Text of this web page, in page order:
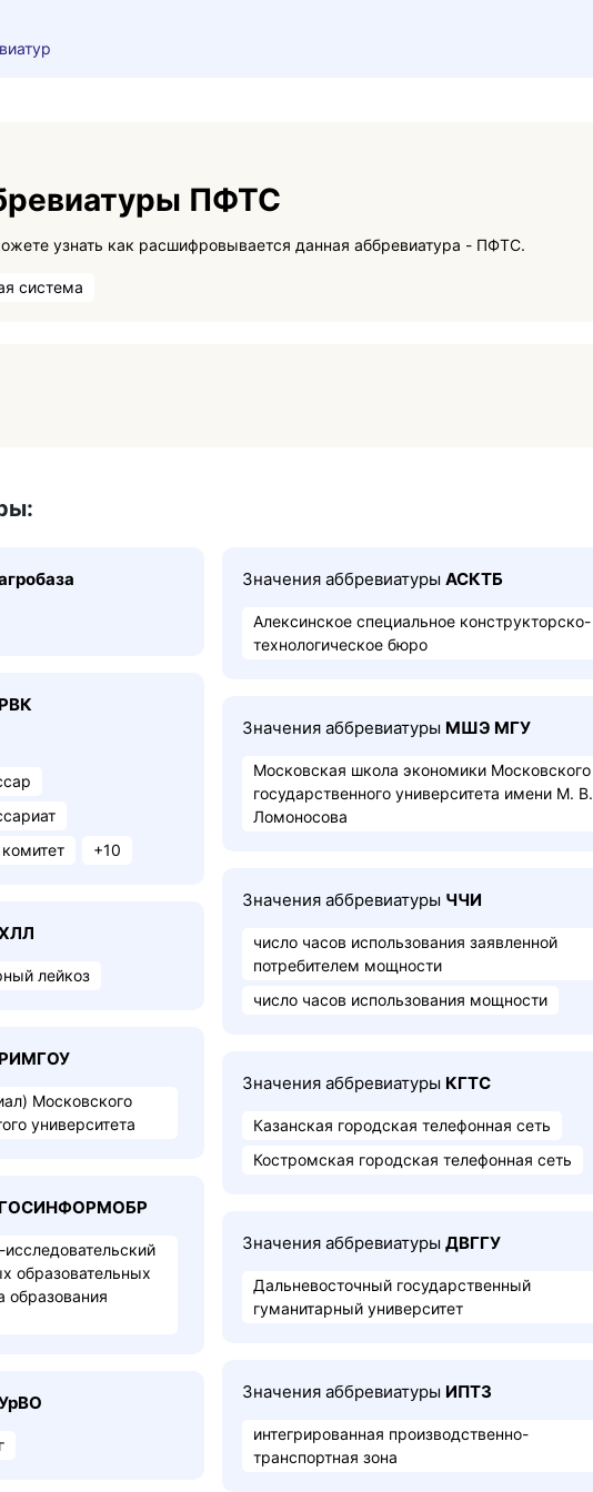
ПФТС
На данной странице вы сможете узнать как расшифровывается данная аббревиатура - ПФТС.
система
РВК
+10
лейкоз
РИМГОУ
Московского
университета
ГОСИНФОРМОБР
образовательных
образования
Значения аббревиатуры АСКТБ
Алексинское специальное конструкторско-
технологическое бюро
Значения аббревиатуры МШЭ МГУ
Московская школа экономики Московского
государственного университета имени М. В.
Ломоносова
Значения аббревиатуры ЧЧИ
число часов использования заявленной
потребителем мощности
число часов использования мощности
Значения аббревиатуры КГТС
Казанская городская телефонная сеть
Костромская городская телефонная сеть
Значения аббревиатуры ДВГГУ
Дальневосточный государственный
гуманитарный университет
Значения аббревиатуры ИПТЗ
интегрированная производственно-
транспортная зона